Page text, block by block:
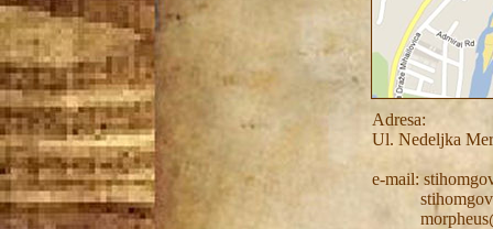
Adresa:
Ul. Nedeljka
e-mail: